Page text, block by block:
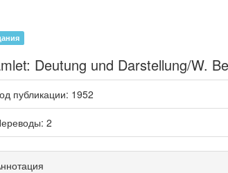
Deutung und Darstellung/W.
публикации: 1952
: 2